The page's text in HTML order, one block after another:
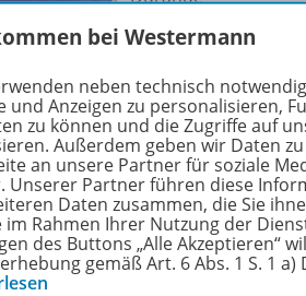
Gymnasiale Oberstufe
Lieferbar
bei Westermann
neben technisch
und Anzeigen zu personalisieren,
zu können und die Zugriffe auf
Außerdem geben wir Daten
an unsere Partner für soziale
Unserer Partner führen diese
Daten zusammen, die Sie
im Rahmen Ihrer Nutzung der
des Buttons „Alle Akzeptieren“
gemäß Art. 6 Abs. 1 S. 1 a)